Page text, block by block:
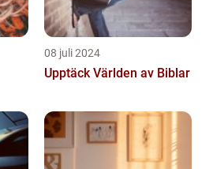
08 juli 2024
Upptäck Världen av Biblar